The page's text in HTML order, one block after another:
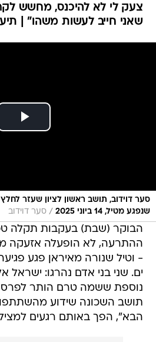
צעק לי לא להיכנס, מחשש
שאני חייב לעשות משהו" |
סער דוידוב, תושב ראשון לציון שעזר
שנפגע מטיל, 14 ביוני 2025
/ סער דוידוב
הבוקר (שבת) בעקבות תקלה
ההתרעה, לא הופעלה אזעקה
- וטיל שנורה מאיראן פגע
נוספת ששמה טרם הותר
תושב השכונה שידוע
הבא", הפך באותם רגעים